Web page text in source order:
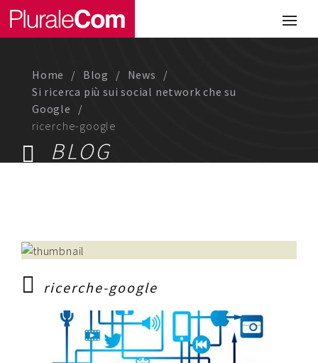
Portfolio
Comunicazione
Web
Media & Visual Design
Lavora con noi
Magazine
Home Blog
News
Si ricerca più sui social network che su
Google
ricerche-google
BLOG
ricerche-google